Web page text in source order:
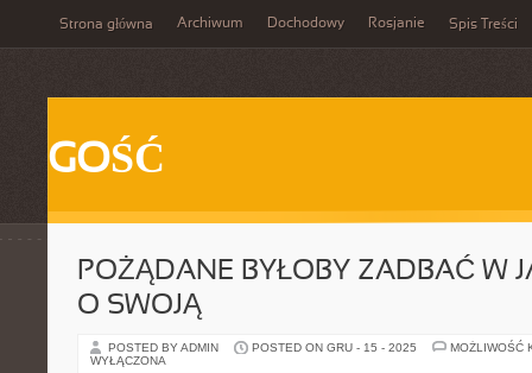
Strona główna Archiwum Dochodowy Rosjanie Spis Treści
GOŚĆ
POŻĄDANE BYŁOBY ZADBAĆ W
O SWOJĄ
POSTED BY ADMIN POSTED ON GRU - 15 - 2025
MOŻLIWOŚĆ
WYŁĄCZONA